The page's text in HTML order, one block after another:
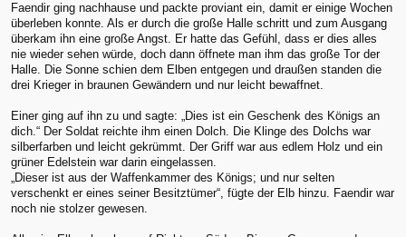
Faendir ging nachhause und packte proviant ein, damit er einige Wochen
überleben konnte. Als er durch die große Halle schritt und zum Ausgang
überkam ihn eine große Angst. Er hatte das Gefühl, dass er dies alles
nie wieder sehen würde, doch dann öffnete man ihm das große Tor der
Halle. Die Sonne schien dem Elben entgegen und draußen standen die
drei Krieger in braunen Gewändern und nur leicht bewaffnet.
Einer ging auf ihn zu und sagte: „Dies ist ein Geschenk des Königs an
dich.“ Der Soldat reichte ihm einen Dolch. Die Klinge des Dolchs war
silberfarben und leicht gekrümmt. Der Griff war aus edlem Holz und ein
grüner Edelstein war darin eingelassen.
„Dieser ist aus der Waffenkammer des Königs; und nur selten
verschenkt er eines seiner Besitztümer“, fügte der Elb hinzu. Faendir war
noch nie stolzer gewesen.